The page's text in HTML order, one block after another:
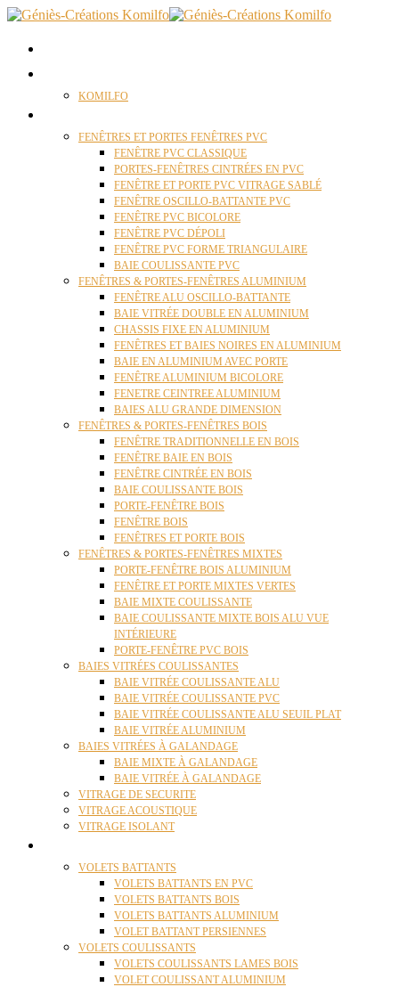
KOMILFO
FENÊTRES ET PORTES FENÊTRES PVC
FENÊTRE PVC CLASSIQUE
PORTES-FENÊTRES CINTRÉES EN PVC
FENÊTRE ET PORTE PVC VITRAGE SABLÉ
FENÊTRE OSCILLO-BATTANTE PVC
FENÊTRE PVC BICOLORE
FENÊTRE PVC DÉPOLI
FENÊTRE PVC FORME TRIANGULAIRE
BAIE COULISSANTE PVC
FENÊTRES & PORTES-FENÊTRES ALUMINIUM
FENÊTRE ALU OSCILLO-BATTANTE
BAIE VITRÉE DOUBLE EN ALUMINIUM
CHASSIS FIXE EN ALUMINIUM
FENÊTRES ET BAIES NOIRES EN ALUMINIUM
BAIE EN ALUMINIUM AVEC PORTE
FENÊTRE ALUMINIUM BICOLORE
FENETRE CEINTREE ALUMINIUM
BAIES ALU GRANDE DIMENSION
FENÊTRES & PORTES-FENÊTRES BOIS
FENÊTRE TRADITIONNELLE EN BOIS
FENÊTRE BAIE EN BOIS
FENÊTRE CINTRÉE EN BOIS
BAIE COULISSANTE BOIS
PORTE-FENÊTRE BOIS
FENÊTRE BOIS
FENÊTRES ET PORTE BOIS
FENÊTRES & PORTES-FENÊTRES MIXTES
PORTE-FENÊTRE BOIS ALUMINIUM
FENÊTRE ET PORTE MIXTES VERTES
BAIE MIXTE COULISSANTE
BAIE COULISSANTE MIXTE BOIS ALU VUE
INTÉRIEURE
PORTE-FENÊTRE PVC BOIS
BAIES VITRÉES COULISSANTES
BAIE VITRÉE COULISSANTE ALU
BAIE VITRÉE COULISSANTE PVC
BAIE VITRÉE COULISSANTE ALU SEUIL PLAT
BAIE VITRÉE ALUMINIUM
BAIES VITRÉES À GALANDAGE
BAIE MIXTE À GALANDAGE
BAIE VITRÉE À GALANDAGE
VITRAGE DE SECURITE
VITRAGE ACOUSTIQUE
VITRAGE ISOLANT
VOLETS BATTANTS
VOLETS BATTANTS EN PVC
VOLETS BATTANTS BOIS
VOLETS BATTANTS ALUMINIUM
VOLET BATTANT PERSIENNES
VOLETS COULISSANTS
VOLETS COULISSANTS LAMES BOIS
VOLET COULISSANT ALUMINIUM